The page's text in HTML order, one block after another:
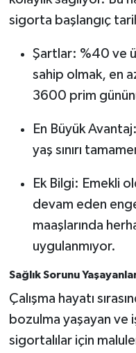
sigorta başlangıç
Şartlar: %40 ve
sahip olmak, en
3600 prim
En Büyük
yaş sınırı
Ek Bilgi: Emekli
devam eden
maaşlarında
uygulanmıyor.
Sağlık Sorunu
Çalışma hayatı
bozulma yaşayan ve
sigortalılar için